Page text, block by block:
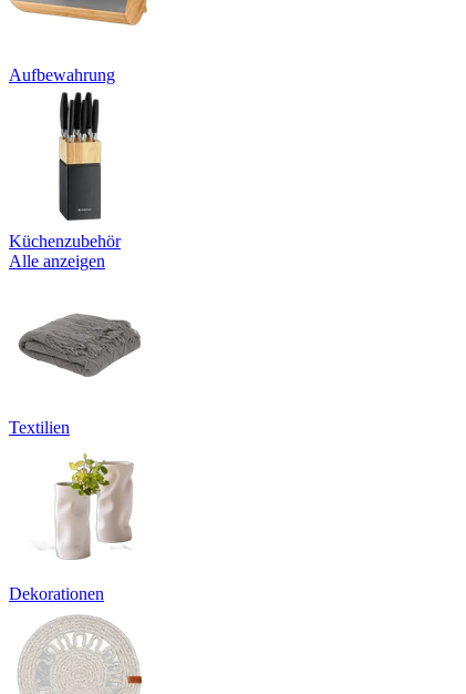
Aufbewahrung
Küchenzubehör
Alle anzeigen
Textilien
Dekorationen